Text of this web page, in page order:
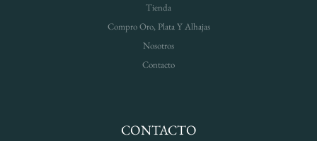
Tienda
Compro Oro, Plata Y Alhajas
Nosotros
Contacto
CONTACTO